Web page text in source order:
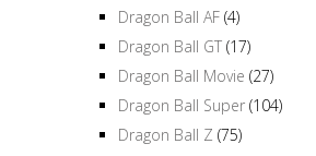
Dragon Ball AF (4)
Dragon Ball GT (17)
Dragon Ball Movie (27)
Dragon Ball Super (104)
Dragon Ball Z (75)